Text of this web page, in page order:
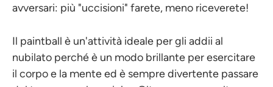
avversari: più "uccisioni" farete, meno riceverete!
Il paintball è un'attività ideale per gli addii al
nubilato perché è un modo brillante per esercitare
il corpo e la mente ed è sempre divertente passare